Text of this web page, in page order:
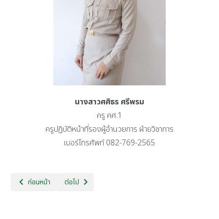
นางสาวศศิธร ศรีพรม
ครู คศ.1
ครูปฏิบัติหน้าที่รองผู้อำนวยการ ฝ่ายวิชาการ
เบอร์โทรศัพท์ 082-769-2565
เนื้อหาก่อนหน้า: วิสัยทัศน์
ก่อนหน้า เนื้อหาถัดไป: ประวัติความเป็นมา
ต่อไป